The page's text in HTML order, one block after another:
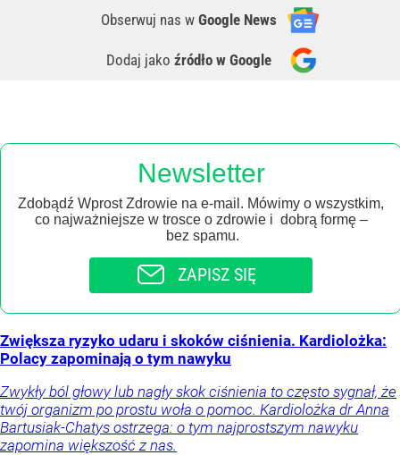
Obserwuj nas w Google News
Dodaj jako źródło w Google
Newsletter
Zdobądź Wprost Zdrowie na e-mail. Mówimy o wszystkim,
co najważniejsze w trosce o zdrowie i dobrą formę –
bez spamu.
ZAPISZ SIĘ
Zwiększa ryzyko udaru i skoków ciśnienia. Kardiolożka:
Polacy zapominają o tym nawyku
Zwykły ból głowy lub nagły skok ciśnienia to często sygnał, że
twój organizm po prostu woła o pomoc. Kardiolożka dr Anna
Bartusiak-Chatys ostrzega: o tym najprostszym nawyku
zapomina większość z nas.